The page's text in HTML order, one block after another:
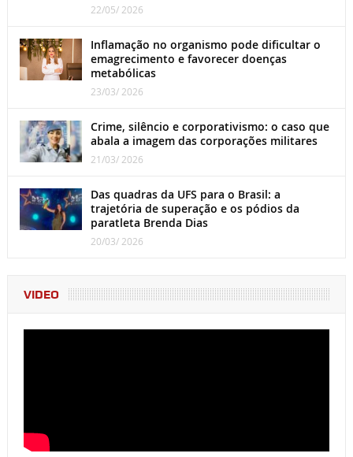
22/05/ 2026
Inflamação no organismo pode dificultar o
emagrecimento e favorecer doenças
metabólicas
23/03/ 2026
Crime, silêncio e corporativismo: o caso que
abala a imagem das corporações militares
21/03/ 2026
Das quadras da UFS para o Brasil: a
trajetória de superação e os pódios da
paratleta Brenda Dias
20/03/ 2026
VIDEO